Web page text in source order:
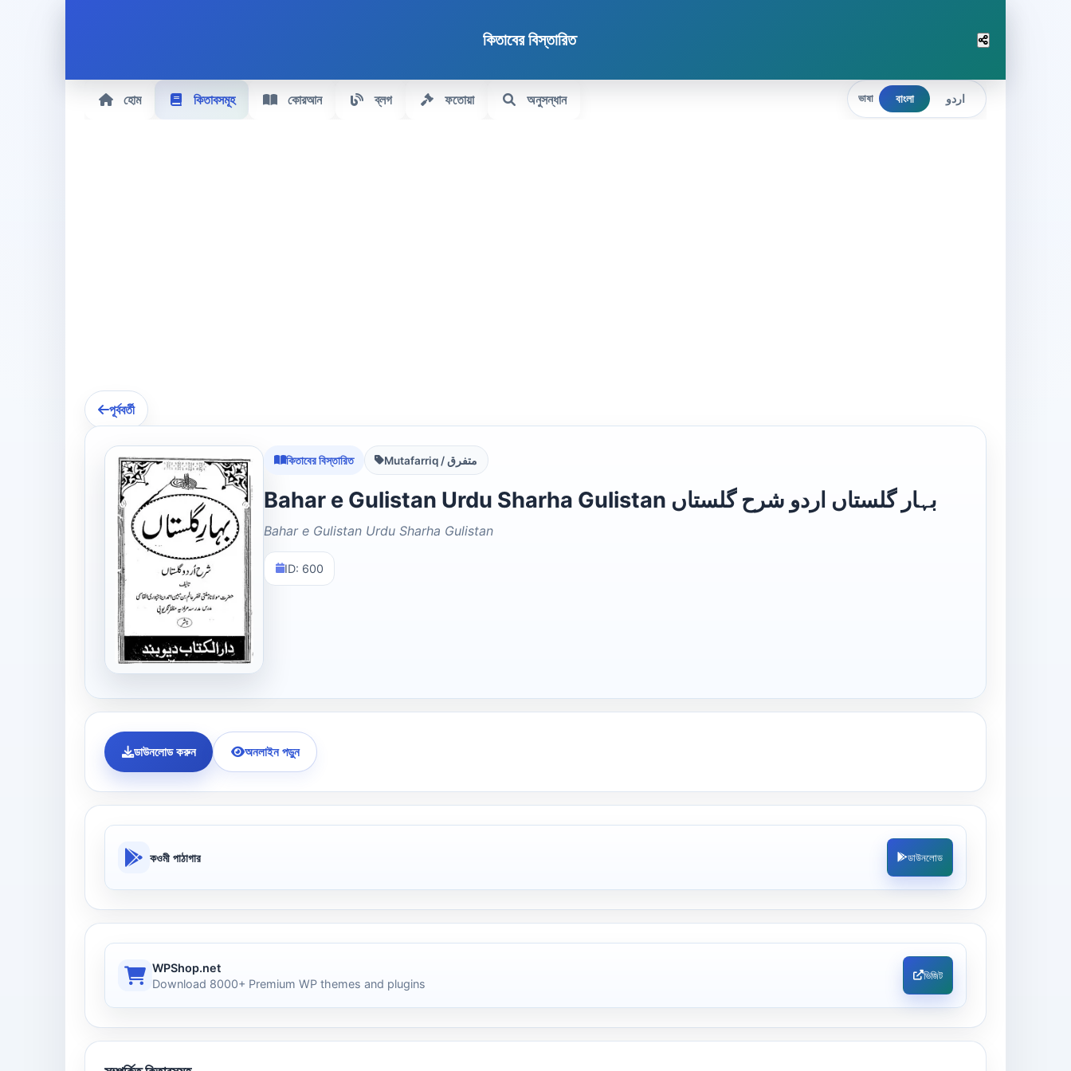
কিতাবের বিস্তারিত
হোম কিতাবসমূহ কোরআন ব্লগ ফতোয়া অনুসন্ধান ভাষা বাংলা اردو
পূর্ববর্তী
কিতাবের বিস্তারিত Mutafarriq / متفرق
Bahar e Gulistan Urdu Sharha Gulistan بہار گلستاں اردو شرح گلستاں
Bahar e Gulistan Urdu Sharha Gulistan
ID: 600
ডাউনলোড করুন অনলাইন পড়ুন
কওমী পাঠাগার ডাউনলোড
WPShop.net
Download 8000+ Premium WP themes and plugins
ভিজিট